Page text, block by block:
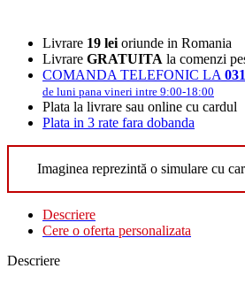
Livrare 19 lei oriunde in Romania
Livrare GRATUITA la comenzi
COMANDA TELEFONIC LA
de luni pana vineri intre 9:00-18:00
Plata la livrare sau online cu cardul
Plata in 3 rate fara dobanda
Imaginea reprezintă o simulare cu
Descriere
Cere o oferta personalizata
Descriere